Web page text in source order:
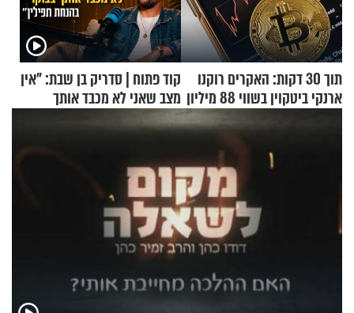
תוך 30 דקות: האקרים רוקנו
ארנקי ביטקוין בשווי 88 מיליון
קוד פתוח | סדריק בן שבת: "אין
מצב שאני לא מכבד אותך
בבוקר בהנחת תפילין"